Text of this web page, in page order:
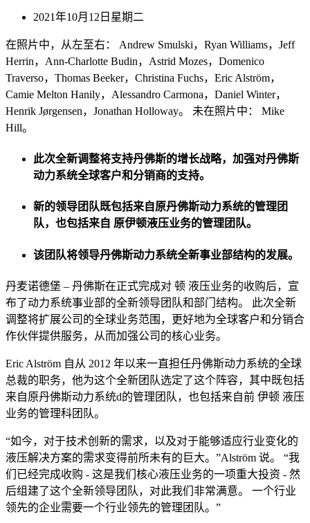
2021年10月12日星期二
在照片中，从左至右： Andrew Smulski，Ryan Williams，Jeff
Herrin，Ann-Charlotte Budin，Astrid Mozes，Domenico
Traverso，Thomas Beeker，Christina Fuchs，Eric Alström，
Camie Melton Hanily，Alessandro Carmona，Daniel Winter，
Henrik Jørgensen，Jonathan Holloway。 未在照片中： Mike
Hill。
此次全新调整将支持丹佛斯的增长战略，加强对丹佛斯
动力系统全球客户和分销商的支持。
新的领导团队既包括来自原丹佛斯动力系统的管理团
队，也包括来自 原伊顿液压业务的管理团队。
该团队将领导丹佛斯动力系统全新事业部结构的发展。
丹麦诺德堡 – 丹佛斯在正式完成对 顿 液压业务的收购后，宣
布了动力系统事业部的全新领导团队和部门结构。 此次全新
调整将扩展公司的全球业务范围，更好地为全球客户和分销合
作伙伴提供服务，从而加强公司的核心业务。
Eric Alström 自从 2012 年以来一直担任丹佛斯动力系统的全球
总裁的职务，他为这个全新团队选定了这个阵容，其中既包括
来自原丹佛斯动力系统d的管理团队，也包括来自前 伊顿 液压
业务的管理科团队。
“如今，对于技术创新的需求，以及对于能够适应行业变化的
液压解决方案的需求变得前所未有的巨大。”Alström 说。 “我
们已经完成收购 - 这是我们核心液压业务的一项重大投资 - 然
后组建了这个全新领导团队，对此我们非常满意。 一个行业
领先的企业需要一个行业领先的管理团队。”